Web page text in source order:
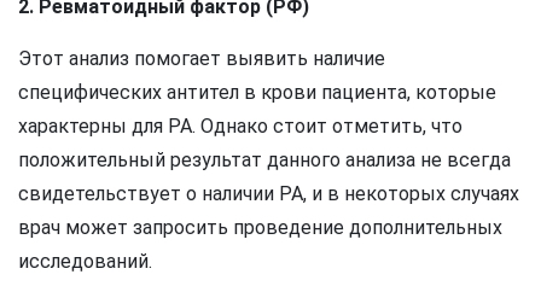
2. Ревматоидный фактор (РФ)
Этот анализ помогает выявить наличие
специфических антител в крови пациента, которые
характерны для РА. Однако стоит отметить, что
положительный результат данного анализа не всегда
свидетельствует о наличии РА, и в некоторых случаях
врач может запросить проведение дополнительных
исследований.